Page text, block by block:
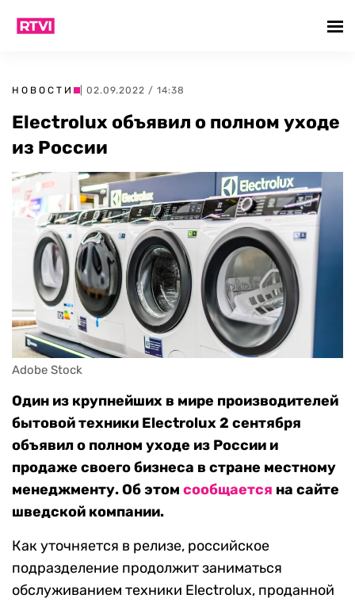
НОВОСТИ | 02.09.2022 / 14:38
Electrolux объявил о полном уходе
из России
Adobe Stock
Один из крупнейших в мире производителей
бытовой техники Electrolux 2 сентября
объявил о полном уходе из России и
продаже своего бизнеса в стране местному
менеджменту. Об этом сообщается на сайте
шведской компании.
Как уточняется в релизе, российское
подразделение продолжит заниматься
обслуживанием техники Electrolux, проданной